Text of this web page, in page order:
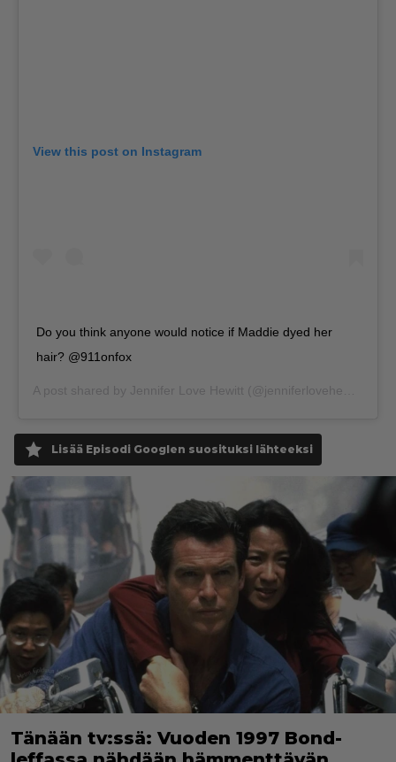
View this post on Instagram
Do you think anyone would notice if Maddie dyed her
hair? @911onfox
A post shared by Jennifer Love Hewitt (@jenniferlovehewitt) on
Lisää Episodi Googlen suosituksi lähteeksi
Tänään tv:ssä: Vuoden 1997 Bond-